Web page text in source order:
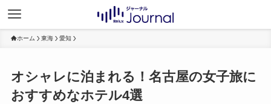
ホーム 東海 愛知
オシャレに泊まれる！名古屋の女子旅に
おすすめなホテル4選